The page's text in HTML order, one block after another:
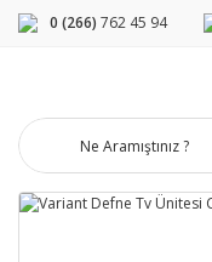
0 (266) 762 45 94